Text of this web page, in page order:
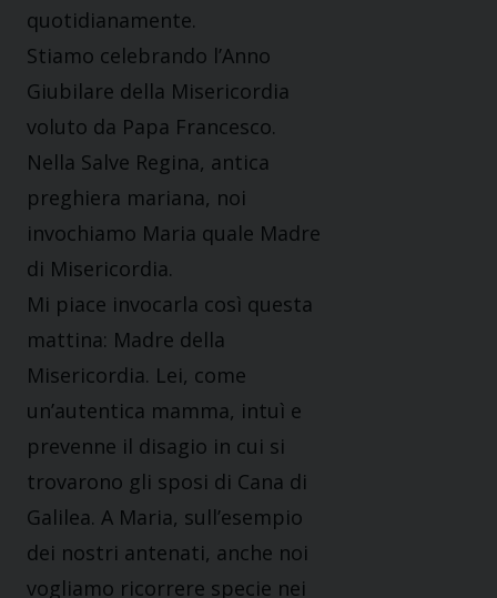
quotidianamente.
Stiamo celebrando l’Anno
Giubilare della Misericordia
voluto da Papa Francesco.
Nella Salve Regina, antica
preghiera mariana, noi
invochiamo Maria quale Madre
di Misericordia.
Mi piace invocarla così questa
mattina: Madre della
Misericordia. Lei, come
un’autentica mamma, intuì e
prevenne il disagio in cui si
trovarono gli sposi di Cana di
Galilea. A Maria, sull’esempio
dei nostri antenati, anche noi
vogliamo ricorrere specie nei